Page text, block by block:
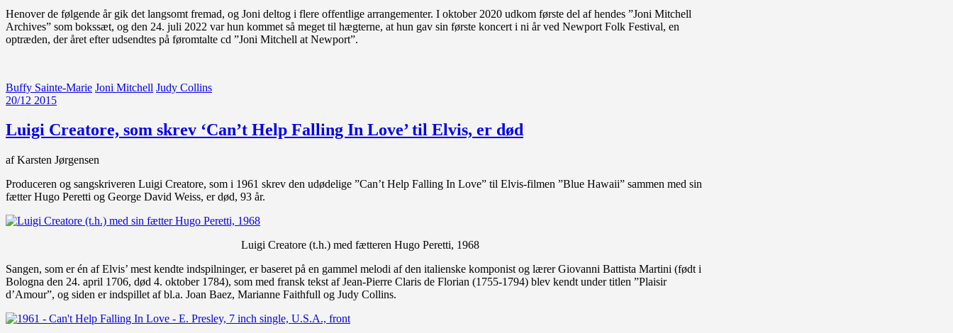
Henover de følgende år gik det langsomt fremad, og Joni deltog i flere offentlige arrangementer. I oktober 2020 udkom første del af hendes ”Joni Mitchell
Archives” som bokssæt, og den 24. juli 2022 var hun kommet så meget til hægterne, at hun gav sin første koncert i ni år ved Newport Folk Festival, en
optræden, der året efter udsendtes på føromtalte cd ”Joni Mitchell at Newport”.
Buffy Sainte-Marie Joni Mitchell Judy Collins
20/12 2015
Luigi Creatore, som skrev ‘Can’t Help Falling In Love’ til Elvis, er død
af Karsten Jørgensen
Produceren og sangskriveren Luigi Creatore, som i 1961 skrev den udødelige ”Can’t Help Falling In Love” til Elvis-filmen ”Blue Hawaii” sammen med sin
fætter Hugo Peretti og George David Weiss, er død, 93 år.
Luigi Creatore (t.h.) med fætteren Hugo Peretti, 1968
Sangen, som er én af Elvis’ mest kendte indspilninger, er baseret på en gammel melodi af den italienske komponist og lærer Giovanni Battista Martini (født i
Bologna den 24. april 1706, død 4. oktober 1784), som med fransk tekst af Jean-Pierre Claris de Florian (1755-1794) blev kendt under titlen ”Plaisir
d’Amour”, og siden er indspillet af bl.a. Joan Baez, Marianne Faithfull og Judy Collins.